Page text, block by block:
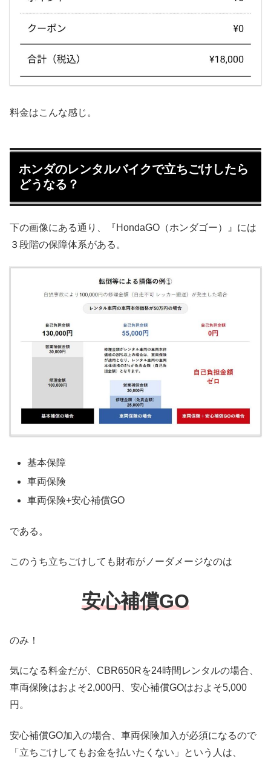
料金はこんな感じ。
ホンダのレンタルバイクで立ちごけしたら
どうなる？
下の画像にある通り、『HondaGO（ホンダゴー）』には
３段階の保障体系がある。
基本保障
車両保険
車両保険+安心補償GO
である。
このうち立ちごけしても財布がノーダメージなのは
安心補償GO
のみ！
気になる料金だが、CBR650Rを24時間レンタルの場合、
車両保険はおよそ2,000円、安心補償GOはおよそ5,000
円。
安心補償GO加入の場合、車両保険加入が必須になるので
「立ちごけしてもお金を払いたくない」という人は、